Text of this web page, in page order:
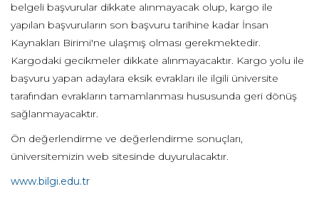
belgeli başvurular dikkate alınmayacak olup, kargo ile
yapılan başvuruların son başvuru tarihine kadar İnsan
Kaynakları Birimi'ne ulaşmış olması gerekmektedir.
Kargodaki gecikmeler dikkate alınmayacaktır. Kargo yolu ile
başvuru yapan adaylara eksik evrakları ile ilgili üniversite
tarafından evrakların tamamlanması hususunda geri dönüş
sağlanmayacaktır.
Ön değerlendirme ve değerlendirme sonuçları,
üniversitemizin web sitesinde duyurulacaktır.
www.bilgi.edu.tr